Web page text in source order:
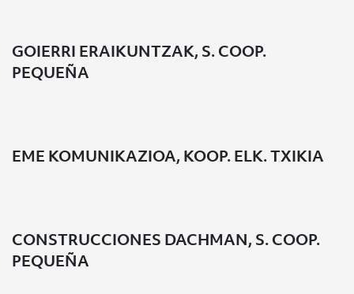
GOIERRI ERAIKUNTZAK, S. COOP.
PEQUEÑA
EME KOMUNIKAZIOA, KOOP. ELK. TXIKIA
CONSTRUCCIONES DACHMAN, S. COOP.
PEQUEÑA